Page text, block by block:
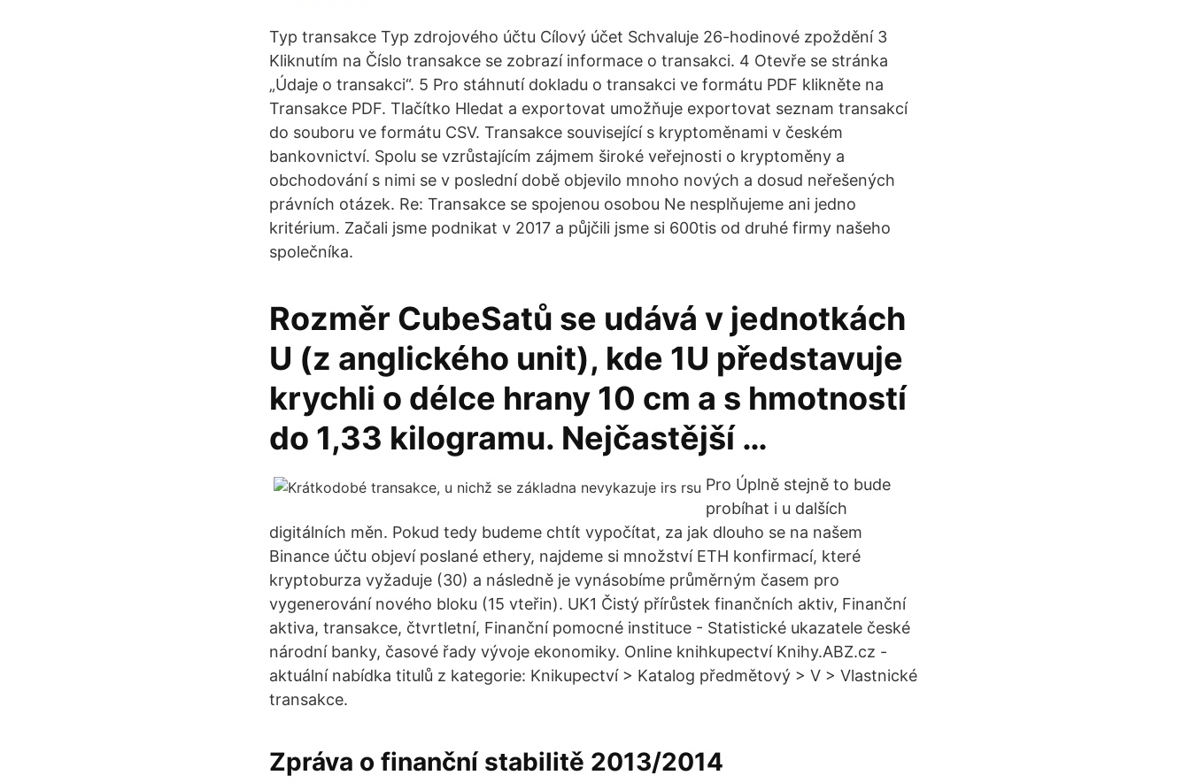
Typ transakce Typ zdrojového účtu Cílový účet Schvaluje 26-hodinové zpoždění 3
Kliknutím na Číslo transakce se zobrazí informace o transakci. 4 Otevře se stránka
„Údaje o transakci“. 5 Pro stáhnutí dokladu o transakci ve formátu PDF klikněte na
Transakce PDF. Tlačítko Hledat a exportovat umožňuje exportovat seznam transakcí
do souboru ve formátu CSV. Transakce související s kryptoměnami v českém
bankovnictví. Spolu se vzrůstajícím zájmem široké veřejnosti o kryptoměny a
obchodování s nimi se v poslední době objevilo mnoho nových a dosud neřešených
právních otázek. Re: Transakce se spojenou osobou Ne nesplňujeme ani jedno
kritérium. Začali jsme podnikat v 2017 a půjčili jsme si 600tis od druhé firmy našeho
společníka.
Rozměr CubeSatů se udává v jednotkách
U (z anglického unit), kde 1U představuje
krychli o délce hrany 10 cm a s hmotností
do 1,33 kilogramu. Nejčastější …
Pro Úplně stejně to bude
probíhat i u dalších
digitálních měn. Pokud tedy budeme chtít vypočítat, za jak dlouho se na našem
Binance účtu objeví poslané ethery, najdeme si množství ETH konfirmací, které
kryptoburza vyžaduje (30) a následně je vynásobíme průměrným časem pro
vygenerování nového bloku (15 vteřin). UK1 Čistý přírůstek finančních aktiv, Finanční
aktiva, transakce, čtvrtletní, Finanční pomocné instituce - Statistické ukazatele české
národní banky, časové řady vývoje ekonomiky. Online knihkupectví Knihy.ABZ.cz -
aktuální nabídka titulů z kategorie: Knikupectví > Katalog předmětový > V > Vlastnické
transakce.
Zpráva o finanční stabilitě 2013/2014